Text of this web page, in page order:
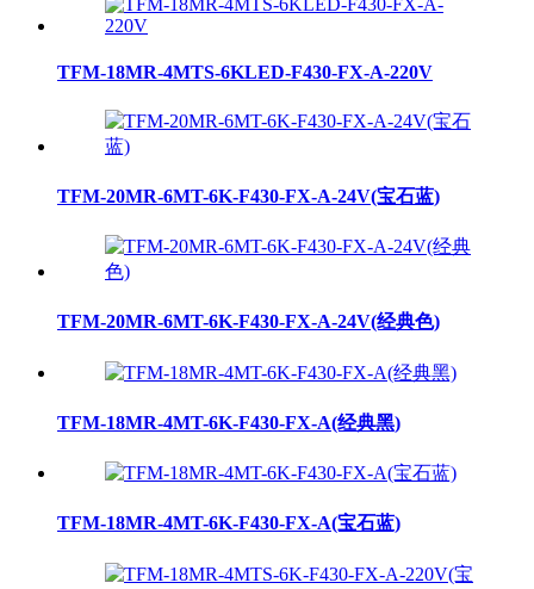
TFM-18MR-4MTS-6KLED-F430-FX-A-220V
TFM-20MR-6MT-6K-F430-FX-A-24V(宝石蓝)
TFM-20MR-6MT-6K-F430-FX-A-24V(经典色)
TFM-18MR-4MT-6K-F430-FX-A(经典黑)
TFM-18MR-4MT-6K-F430-FX-A(宝石蓝)